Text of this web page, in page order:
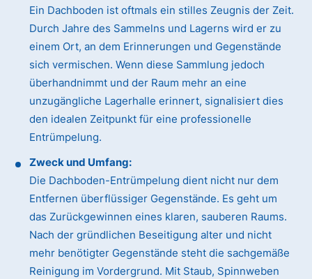
Ein Dachboden ist oftmals ein stilles Zeugnis der Zeit.
Durch Jahre des Sammelns und Lagerns wird er zu
einem Ort, an dem Erinnerungen und Gegenstände
sich vermischen. Wenn diese Sammlung jedoch
überhandnimmt und der Raum mehr an eine
unzugängliche Lagerhalle erinnert, signalisiert dies
den idealen Zeitpunkt für eine professionelle
Entrümpelung.
Zweck und Umfang:
Die Dachboden-Entrümpelung dient nicht nur dem
Entfernen überflüssiger Gegenstände. Es geht um
das Zurückgewinnen eines klaren, sauberen Raums.
Nach der gründlichen Beseitigung alter und nicht
mehr benötigter Gegenstände steht die sachgemäße
Reinigung im Vordergrund. Mit Staub, Spinnweben